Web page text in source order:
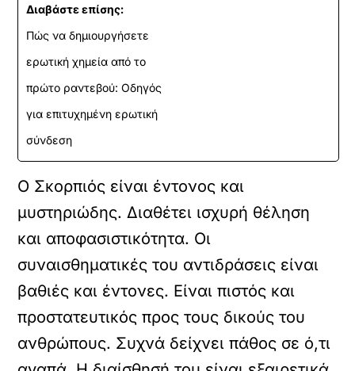
Διαβάστε επίσης:
Πώς να δημιουργήσετε
ερωτική χημεία από το
πρώτο ραντεβού: Οδηγός
για επιτυχημένη ερωτική
σύνδεση
Ο Σκορπιός είναι έντονος και
μυστηριώδης. Διαθέτει ισχυρή θέληση
και αποφασιστικότητα. Οι
συναισθηματικές του αντιδράσεις είναι
βαθιές και έντονες. Είναι πιστός και
προστατευτικός προς τους δικούς του
ανθρώπους. Συχνά δείχνει πάθος σε ό,τι